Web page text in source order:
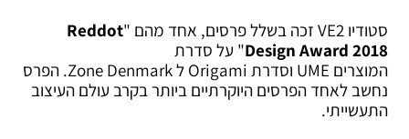
סטודיו VE2 זכה בשלל פרסים, אחד מהם "
Reddot
Design Award 2018" על סדרת
המוצרים UME וסדרת Origami ל Zone Denmark. הפרס
נחשב לאחד הפרסים היוקרתיים ביותר בקרב עולם העיצוב
התעשייתי.